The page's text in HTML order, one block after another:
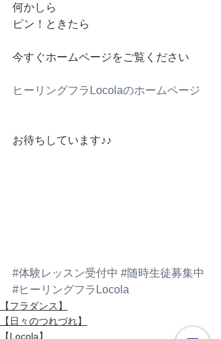
何かしら
ピン！ときたら
今すぐホームページをご覧ください
ヒーリングフラLocolaのホームページ
お待ちしています♪♪
#体験レッスン受付中 #随時生徒募集中
#ヒーリングフラLocola
【フラダンス】
【日々のつれづれ】
【Locola】